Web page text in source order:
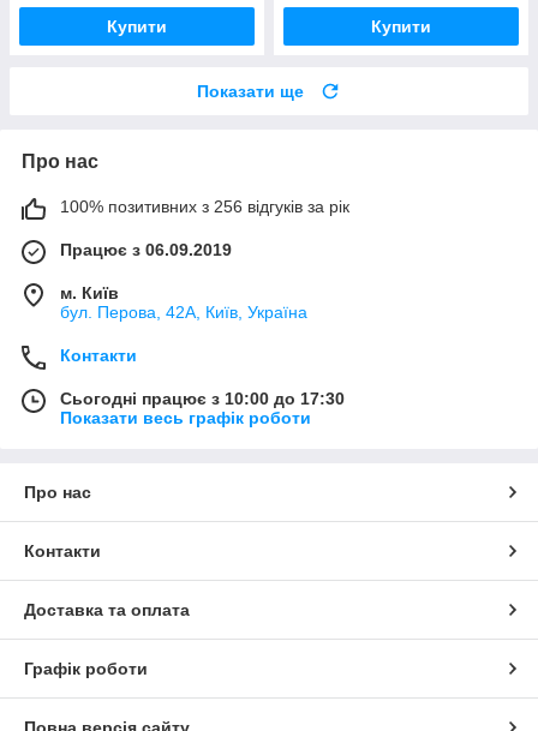
Купити Купити
Показати ще
Про нас
100% позитивних з 256 відгуків за рік
Працює з 06.09.2019
м. Київ
бул. Перова, 42А, Київ, Україна
Контакти
Сьогодні працює з 10:00 до 17:30
Показати весь графік роботи
Про нас
Контакти
Доставка та оплата
Графік роботи
Повна версія сайту